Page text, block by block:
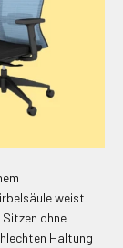
weist
ohne
Haltung